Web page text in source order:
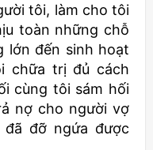
tôi, làm cho tôi
toàn những chỗ
lớn đến sinh hoạt
chữa trị đủ cách
cùng tôi sám hối
nợ cho người vợ
đỡ ngứa được